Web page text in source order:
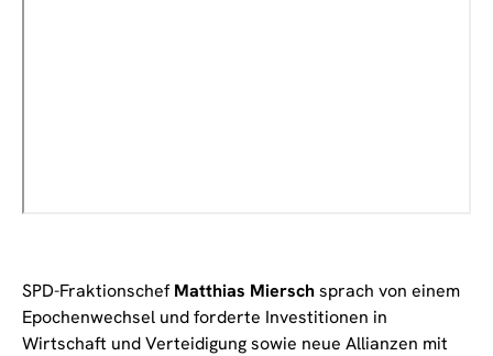
SPD-FraktionschefMatthias Mierschsprach von einem
Epochenwechsel und forderte Investitionen in
Wirtschaft und Verteidigung sowie neue Allianzen mit